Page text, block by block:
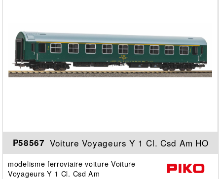
P58567 Voiture Voyageurs Y 1 Cl. Csd Am HO
modelisme ferroviaire voiture Voiture
Voyageurs Y 1 Cl. Csd Am